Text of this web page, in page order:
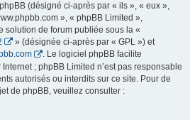
(désigné ci-après par « ils », « eux »,
», « phpBB Limited »,
solution de forum publiée sous la «
» (désignée ci-après par « GPL ») et
. Le logiciel phpBB facilite
; phpBB Limited n’est pas responsable
autorisés ou interdits sur ce site. Pour de
de phpBB, veuillez consulter :